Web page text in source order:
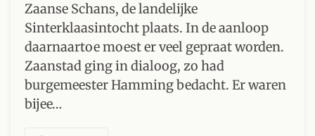
Zaanse Schans, de landelijke
Sinterklaasintocht plaats. In de aanloop
daarnaartoe moest er veel gepraat worden.
Zaanstad ging in dialoog, zo had
burgemeester Hamming bedacht. Er waren
bijee…